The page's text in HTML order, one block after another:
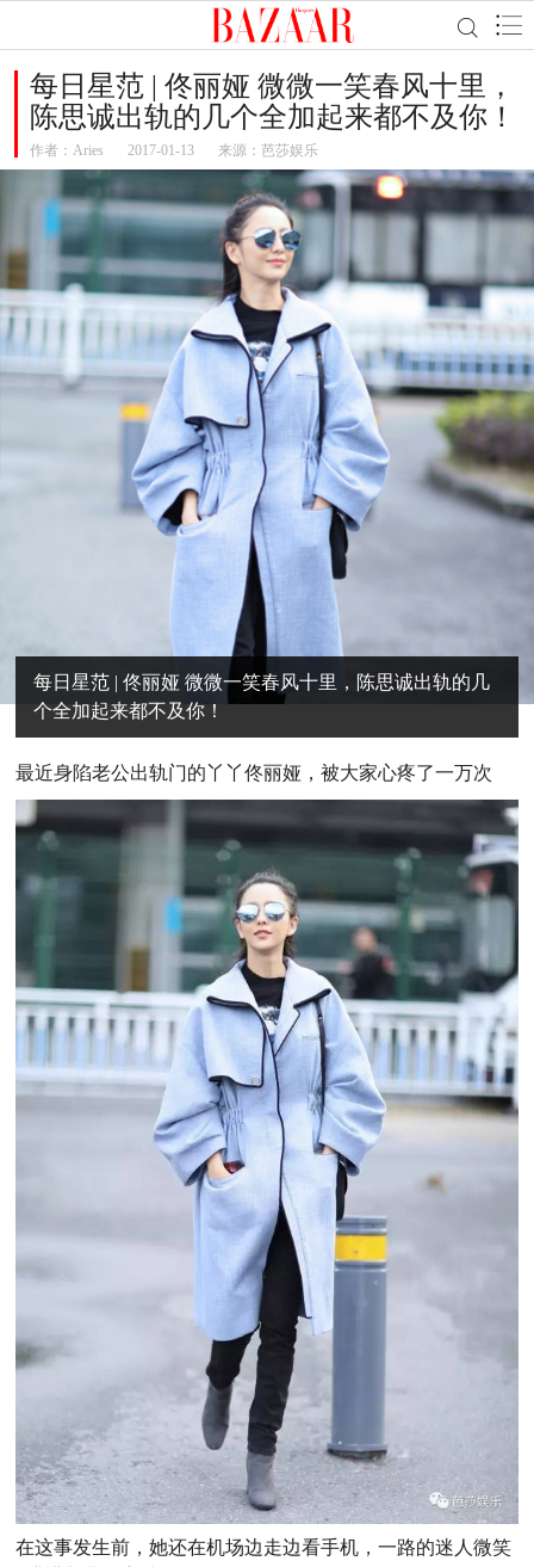
每日星范 | 佟丽娅 微微一笑春风十里，
陈思诚出轨的几个全加起来都不及你！
作者： Aries 2017-01-13 来源：芭莎娱乐
每日星范 | 佟丽娅 微微一笑春风十里，陈思诚出轨的几
个全加起来都不及你！
最近身陷老公出轨门的丫丫佟丽娅，被大家心疼了一万次
在这事发生前，她还在机场边走边看手机，一路的迷人微笑